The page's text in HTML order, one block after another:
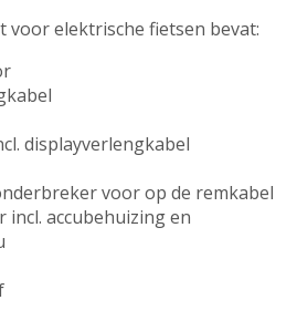
voor elektrische fietsen bevat:
displayverlengkabel
voor op de remkabel
incl. accubehuizing en